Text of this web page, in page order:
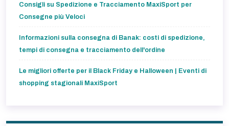
Consigli su Spedizione e Tracciamento MaxiSport per
Consegne più Veloci
Informazioni sulla consegna di Banak: costi di spedizione,
tempi di consegna e tracciamento dell'ordine
Le migliori offerte per il Black Friday e Halloween | Eventi di
shopping stagionali MaxiSport